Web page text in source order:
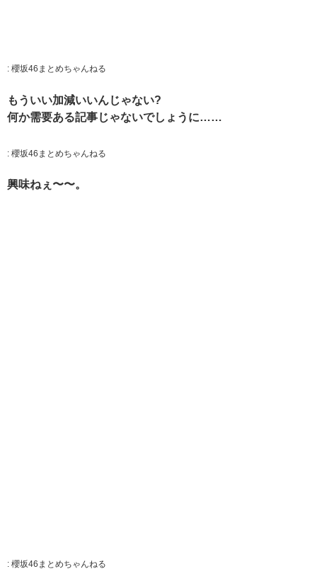
: 櫻坂46まとめちゃんねる
もういい加減いいんじゃない?
何か需要ある記事じゃないでしょうに……
: 櫻坂46まとめちゃんねる
興味ねぇ〜〜。
: 櫻坂46まとめちゃんねる